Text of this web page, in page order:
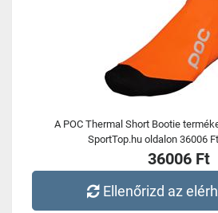
A POC Thermal Short Bootie
SportTop.hu oldalon 36006
36006 Ft
Ellenőrizd az